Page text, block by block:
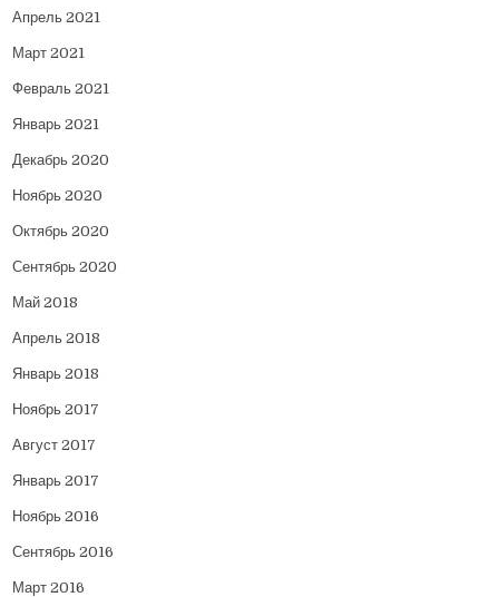
Апрель 2021
Март 2021
Февраль 2021
Январь 2021
Декабрь 2020
Ноябрь 2020
Октябрь 2020
Сентябрь 2020
Май 2018
Апрель 2018
Январь 2018
Ноябрь 2017
Август 2017
Январь 2017
Ноябрь 2016
Сентябрь 2016
Март 2016